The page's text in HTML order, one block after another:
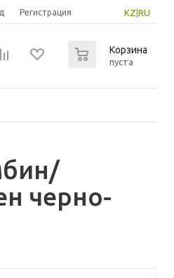
KZ RU
Регистрация
Корзина
пуста
черно-